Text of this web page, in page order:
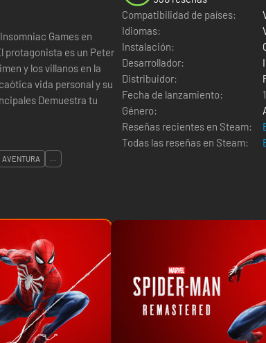
Games en
protagonista es un Peter
y los villanos en la
vida personal y su
Compatibilidad de países:
Idiomas:
Instalación:
Desarrollador:
Distribuidor:
Fecha de lanzamiento:
Género:
Reseñas recientes en Steam:
Todas las reseñas en Steam:
AVENTURA ...